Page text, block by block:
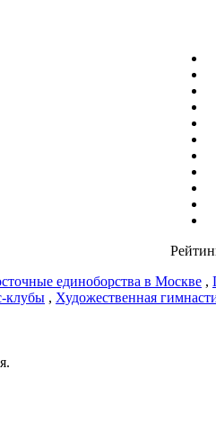
единоборства в Москве ,
клубы , Художественная